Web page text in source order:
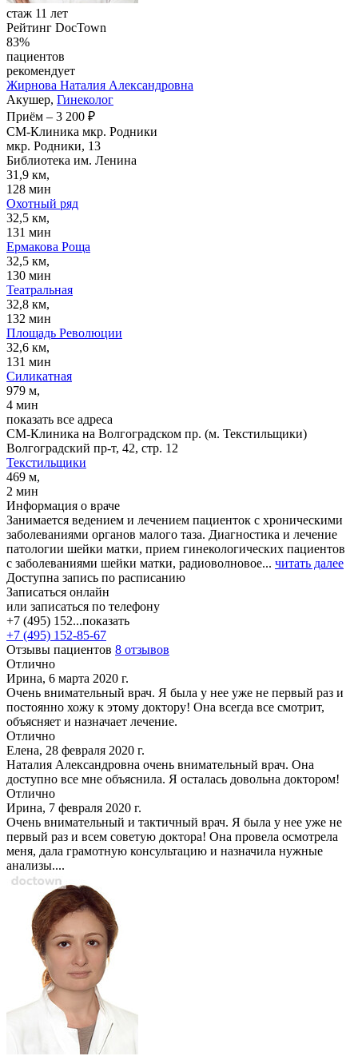
стаж 11 лет
Рейтинг DocTown
83%
пациентов
рекомендует
Жирнова Наталия Александровна
Акушер, Гинеколог
Приём – 3 200 ₽
СМ-Клиника мкр. Родники
мкр. Родники, 13
Библиотека им. Ленина
31,9 км,
128 мин
Охотный ряд
32,5 км,
131 мин
Ермакова Роща
32,5 км,
130 мин
Театральная
32,8 км,
132 мин
Площадь Революции
32,6 км,
131 мин
Силикатная
979 м,
4 мин
показать все адреса
СМ-Клиника на Волгоградском пр. (м. Текстильщики)
Волгоградский пр-т, 42, стр. 12
Текстильщики
469 м,
2 мин
Информация о враче
Занимается ведением и лечением пациенток с хроническими
заболеваниями органов малого таза. Диагностика и лечение
патологии шейки матки, прием гинекологических пациентов
с заболеваниями шейки матки, радиоволновое... читать далее
Доступна запись по расписанию
Записаться онлайн
или записаться по телефону
+7 (495) 152...показать
+7 (495) 152-85-67
Отзывы пациентов 8 отзывов
Отлично
Ирина, 6 марта 2020 г.
Очень внимательный врач. Я была у нее уже не первый раз и
постоянно хожу к этому доктору! Она всегда все смотрит,
объясняет и назначает лечение.
Отлично
Елена, 28 февраля 2020 г.
Наталия Александровна очень внимательный врач. Она
доступно все мне объяснила. Я осталась довольна доктором!
Отлично
Ирина, 7 февраля 2020 г.
Очень внимательный и тактичный врач. Я была у нее уже не
первый раз и всем советую доктора! Она провела осмотрела
меня, дала грамотную консультацию и назначила нужные
анализы....